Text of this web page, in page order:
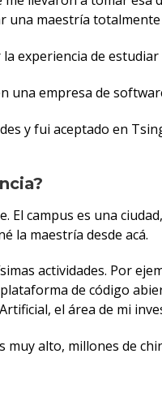
una maestría totalmente
experiencia de
una empresa de
y fui aceptado en
El campus es una
la maestría desde acá.
actividades. Por
de código
el área de mi
muy alto, millones de